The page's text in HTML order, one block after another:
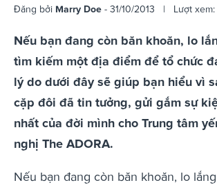
Đăng bởi Marry Doe - 31/10/2013 | Lượt
Nếu bạn đang còn băn khoăn, lo
tìm kiếm một địa điểm để tổ chức
lý do dưới đây sẽ giúp bạn hiểu vì
cặp đôi đã tin tưởng, gửi gắm sự
nhất của đời mình cho Trung tâm
nghị The ADORA.
Nếu bạn đang còn băn khoăn, lo